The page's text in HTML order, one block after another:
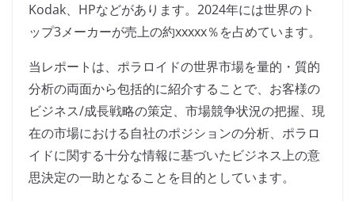
Kodak、HPなどがあります。2024年には世界のト
ップ3メーカーが売上の約xxxxx％を占めています。
当レポートは、ポラロイドの世界市場を量的・質的
分析の両面から包括的に紹介することで、お客様の
ビジネス/成長戦略の策定、市場競争状況の把握、現
在の市場における自社のポジションの分析、ポラロ
イドに関する十分な情報に基づいたビジネス上の意
思決定の一助となることを目的としています。